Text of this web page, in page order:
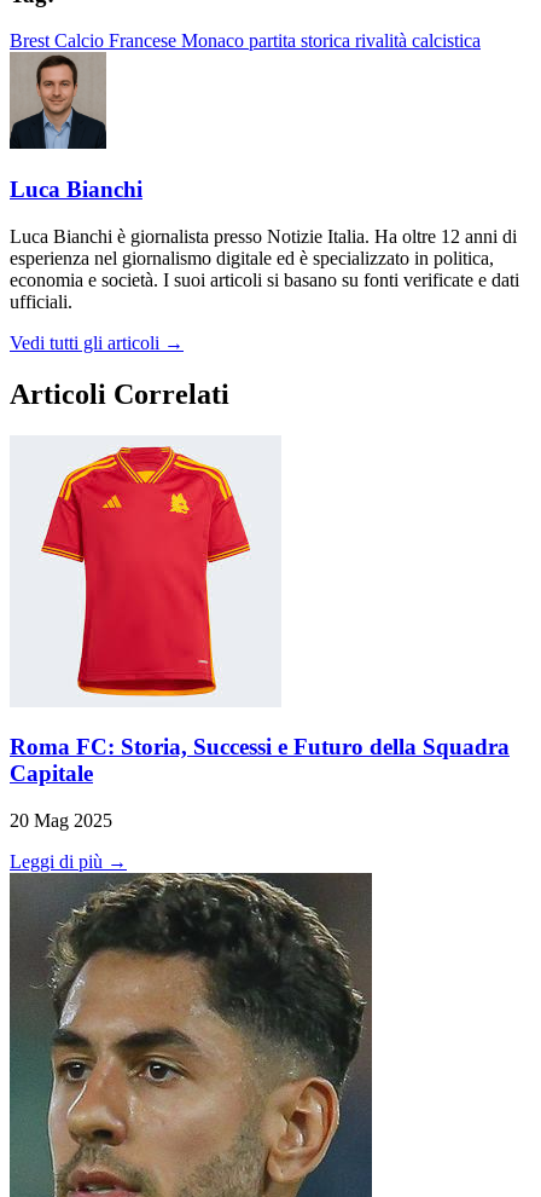
Brest Calcio Francese Monaco partita storica rivalità calcistica
Luca Bianchi
Luca Bianchi è giornalista presso Notizie Italia. Ha oltre 12 anni di
esperienza nel giornalismo digitale ed è specializzato in politica,
economia e società. I suoi articoli si basano su fonti verificate e dati
ufficiali.
Vedi tutti gli articoli →
Articoli Correlati
Roma FC: Storia, Successi e Futuro della Squadra
Capitale
20 Mag 2025
Leggi di più →